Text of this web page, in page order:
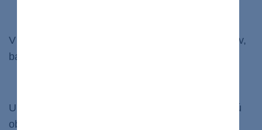
V moči sa sleduje či sa tam nenachádza cukor, krv,
baktérie
Ultrazvuk, CT či Magnetická rezonancia poskytujú
obraz obličiek a močových ciest na identifikáciu